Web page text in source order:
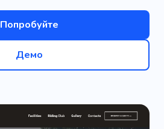
Попробуйте
Демо